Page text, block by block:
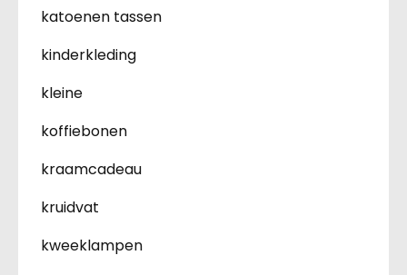
katoenen tassen
kinderkleding
kleine
koffiebonen
kraamcadeau
kruidvat
kweeklampen